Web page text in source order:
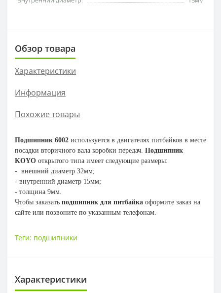
Обзор товара
Характеристики
Информация
Похожие товары
Подшипник 6002 используется в двигателях питбайков в месте
посадки вторичного вала коробки передач. Подшипник
KOYO открытого типа имеет следующие размеры:
- внешний диаметр 32мм;
- внутренний диаметр 15мм;
- толщина 9мм.
Чтобы заказать подшипник для питбайка оформите заказ на
сайте или позвоните по указанным телефонам.
Теги: подшипники
Характеристики